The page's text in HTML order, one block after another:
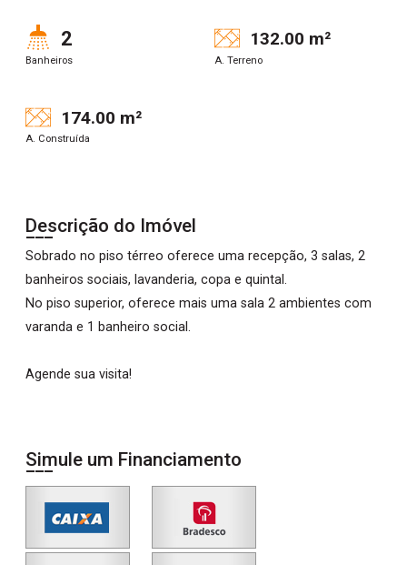
2
Banheiros
132.00 m²
A. Terreno
174.00 m²
A. Construída
Descrição do Imóvel
Sobrado no piso térreo oferece uma recepção, 3 salas, 2
banheiros sociais, lavanderia, copa e quintal.
No piso superior, oferece mais uma sala 2 ambientes com
varanda e 1 banheiro social.
Agende sua visita!
Simule um Financiamento